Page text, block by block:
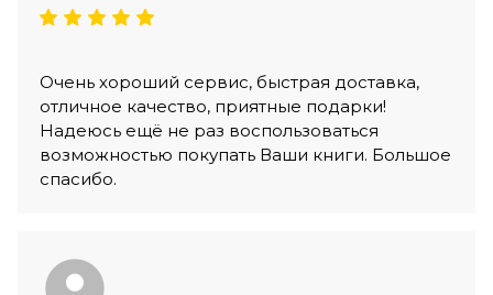
Очень хороший сервис, быстрая доставка,
отличное качество, приятные подарки!
Надеюсь ещё не раз воспользоваться
возможностью покупать Ваши книги. Большое
спасибо.